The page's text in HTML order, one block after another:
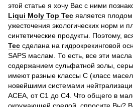
этой статье я хочу Вас с ними
Liqui Moly Top Tec является
ужесточения экологических норм и
синтетические продукты. Поэтому,
Tec сделана на гидрокрекинговой
SAPS маслам. То есть, все эти
содержанием сульфатной золы,
имеют разные классы С (класс
новейшими системами
ACEA, от С1 до С4. Что общего в